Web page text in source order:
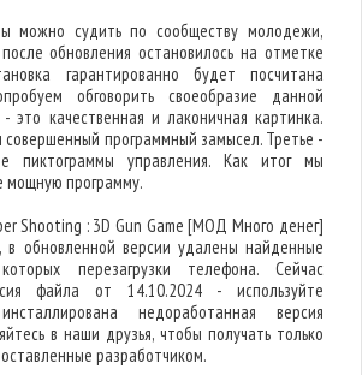
можно судить по сообществу молодежи,
обновления остановилось на отметке
гарантированно будет посчитана
обговорить своеобразие данной
это качественная и лаконичная картинка.
совершенный программный замысел. Третье -
пиктограммы управления. Как итог мы
мощную программу.
Shooting : 3D Gun Game [МОД Много денег]
обновленной версии удалены найденные
перезагрузки телефона. Сейчас
файла от 14.10.2024 - используйте
недоработанная версия
в наши друзья, чтобы получать только
разработчиком.